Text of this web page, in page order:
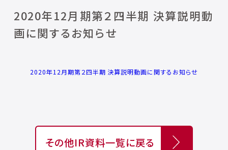
2020年12月期第２四半期 決算説明動
画に関するお知らせ
2020年12月期第２四半期 決算説明動画に関するお知らせ
その他IR資料一覧に戻る